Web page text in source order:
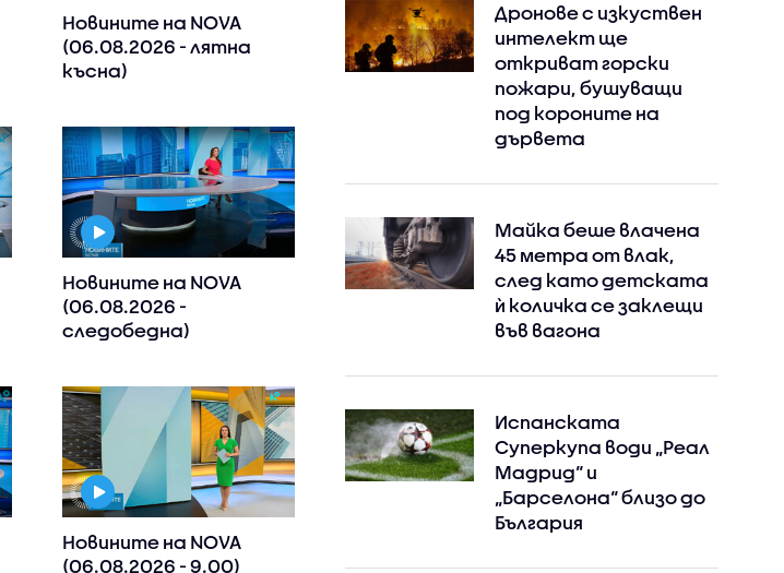
Новините на NOVA
(06.08.2026 - лятна
късна)
Новините на NOVA
(06.08.2026 -
следобедна)
Новините на NOVA
(06.08.2026 - 9.00)
Дронове с изкуствен
интелект ще
откриват горски
пожари, бушуващи
под короните на
дървета
Майка беше влачена
45 метра от влак,
след като детската
ѝ количка се заклещи
във вагона
Испанската
Суперкупа води „Реал
Мадрид“ и
„Барселона“ близо до
България